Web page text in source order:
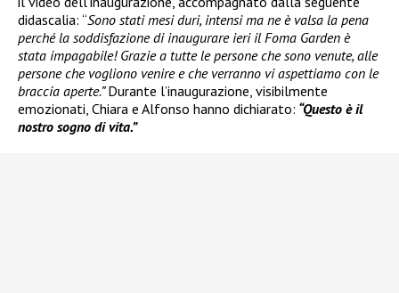
didascalia: “Sono stati mesi duri, intensi ma ne è valsa la pena
perché la soddisfazione di inaugurare ieri il Foma Garden è
stata impagabile! Grazie a tutte le persone che sono venute, alle
persone che vogliono venire e che verranno vi aspettiamo con le
braccia aperte.”Durante l’inaugurazione, visibilmente
emozionati, Chiara e Alfonso hanno dichiarato: “Questo è il
nostro sogno di vita.”